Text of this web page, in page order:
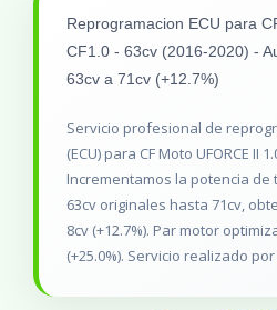
Reprogramacion ECU para
CF1.0 - 63cv (2016-2020) -
63cv a 71cv (+12.7%)
Servicio profesional de
(ECU) para CF Moto UFORCE II
Incrementamos la potencia de
63cv originales hasta 71cv,
8cv (+12.7%). Par motor
(+25.0%). Servicio realizado